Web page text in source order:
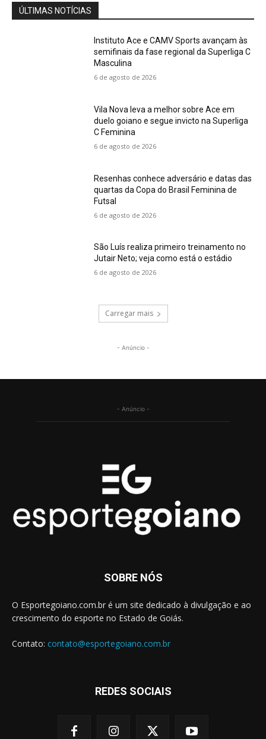
ÚLTIMAS NOTÍCIAS
Instituto Ace e CAMV Sports avançam às
semifinais da fase regional da Superliga C
Masculina
6 de agosto de 2026
Vila Nova leva a melhor sobre Ace em
duelo goiano e segue invicto na Superliga
C Feminina
6 de agosto de 2026
Resenhas conhece adversário e datas das
quartas da Copa do Brasil Feminina de
Futsal
6 de agosto de 2026
São Luís realiza primeiro treinamento no
Jutair Neto; veja como está o estádio
6 de agosto de 2026
Carregar mais
- Anúncio -
- Anúncio -
SOBRE NÓS
O Esportegoiano.com.br é um site dedicado à divulgação e ao
crescimento do esporte no Estado de Goiás.
Contato: contato@esportegoiano.com.br
REDES SOCIAIS